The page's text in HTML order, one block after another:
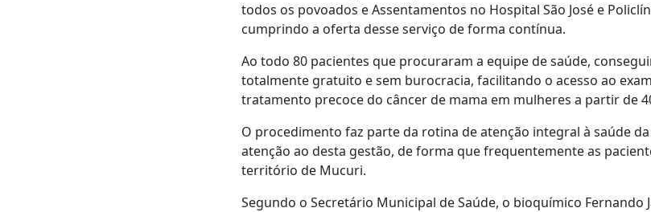
todos os povoados e Assentamentos no Hospital São José e
cumprindo a oferta desse serviço de forma contínua.
Ao todo 80 pacientes que procuraram a equipe de saúde,
totalmente gratuito e sem burocracia, facilitando o acesso ao
tratamento precoce do câncer de mama em mulheres a partir de
O procedimento faz parte da rotina de atenção integral à saúde
atenção ao desta gestão, de forma que frequentemente as
território de Mucuri.
Segundo o Secretário Municipal de Saúde, o bioquímico Fernando